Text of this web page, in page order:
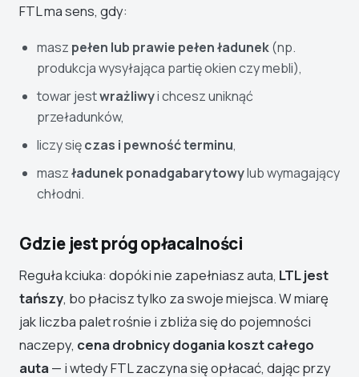
FTL ma sens, gdy:
masz pełen lub prawie pełen ładunek(np.
produkcja wysyłająca partię okien czy mebli),
towar jestwrażliwyi chcesz uniknąć
przeładunków,
liczy sięczas i pewność terminu,
maszładunek ponadgabarytowylub wymagający
chłodni.
Gdzie jest próg opłacalności
Reguła kciuka: dopóki nie zapełniasz auta, LTL jest
tańszy, bo płacisz tylko za swoje miejsca. W miarę
jak liczba palet rośnie i zbliża się do pojemności
naczepy, cena drobnicy dogania koszt całego
auta— i wtedy FTL zaczyna się opłacać, dając przy